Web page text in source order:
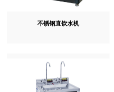
不锈钢直饮水机